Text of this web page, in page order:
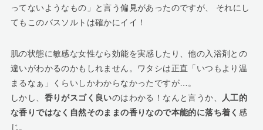
ってないようなもの」と言う偏見があったのですが、 それにし
てもこのバスソルトは確かにイイ！
肌の状態に敏感な女性なら効能を実感したり、他の入浴剤との
違いがわかるのかもしれません。ワタシは正直「いつもより温
まるなぁ」くらいしかわからなかったですが…。
しかし、 香りがスゴく良いのはわかる！なんと言うか、
人工的
な香りではなく自然そのままの香りなので本能的に落ち着く 感
じ。